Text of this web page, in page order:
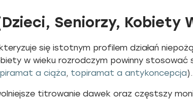
Seniorzy, Kobiety
się istotnym profilem działań
w wieku rozrodczym powinny
a ciąża, topiramat a antykoncepcja).
titrowanie dawek oraz częstszy